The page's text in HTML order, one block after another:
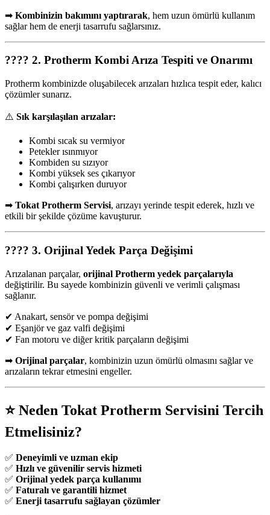
➡ Kombinizin bakımını yaptırarak, hem uzun ömürlü kullanım
sağlar hem de enerji tasarrufu sağlarsınız.
???? 2. Protherm Kombi Arıza Tespiti ve Onarımı
Protherm kombinizde oluşabilecek arızaları hızlıca tespit eder, kalıcı
çözümler sunarız.
⚠️ Sık karşılaşılan arızalar:
Kombi sıcak su vermiyor
Petekler ısınmıyor
Kombiden su sızıyor
Kombi yüksek ses çıkarıyor
Kombi çalışırken duruyor
➡ Tokat Protherm Servisi, arızayı yerinde tespit ederek, hızlı ve
etkili bir şekilde çözüme kavuşturur.
???? 3. Orijinal Yedek Parça Değişimi
Arızalanan parçalar, orijinal Protherm yedek parçalarıyla
değiştirilir. Bu sayede kombinizin güvenli ve verimli çalışması
sağlanır.
✔ Anakart, sensör ve pompa değişimi
✔ Eşanjör ve gaz valfi değişimi
✔ Fan motoru ve diğer kritik parçaların değişimi
➡ Orijinal parçalar, kombinizin uzun ömürlü olmasını sağlar ve
arızaların tekrar etmesini engeller.
⭐Neden Tokat Protherm Servisini Tercih
Etmelisiniz?
✅ Deneyimli ve uzman ekip
✅ Hızlı ve güvenilir servis hizmeti
✅ Orijinal yedek parça kullanımı
✅ Faturalı ve garantili hizmet
✅ Enerji tasarrufu sağlayan çözümler